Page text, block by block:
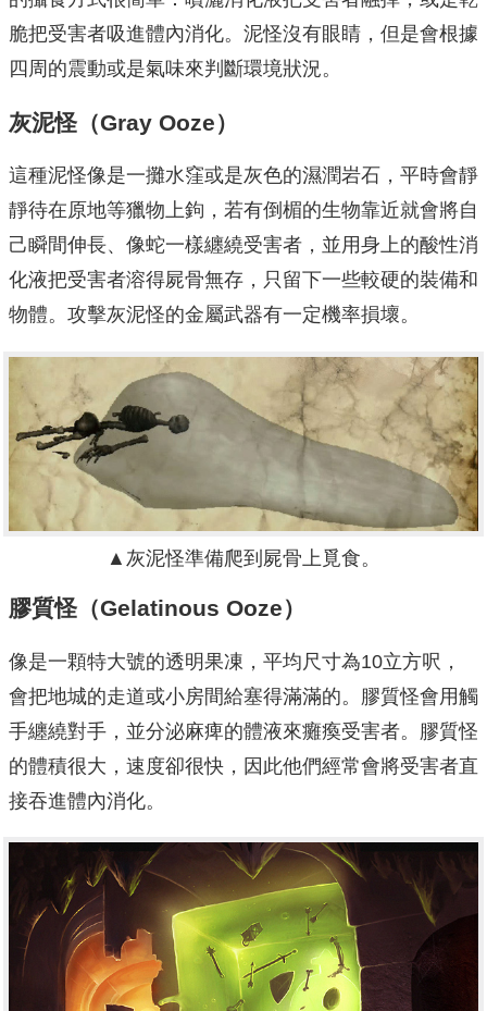
脆把受害者吸進體內消化。泥怪沒有眼睛，但是會根據
四周的震動或是氣味來判斷環境狀況。
灰泥怪（Gray Ooze）
這種泥怪像是一攤水窪或是灰色的濕潤岩石，平時會靜
靜待在原地等獵物上鉤，若有倒楣的生物靠近就會將自
己瞬間伸長、像蛇一樣纏繞受害者，並用身上的酸性消
化液把受害者溶得屍骨無存，只留下一些較硬的裝備和
物體。攻擊灰泥怪的金屬武器有一定機率損壞。
▲灰泥怪準備爬到屍骨上覓食。
膠質怪（Gelatinous Ooze）
像是一顆特大號的透明果凍，平均尺寸為10立方呎，
會把地城的走道或小房間給塞得滿滿的。膠質怪會用觸
手纏繞對手，並分泌麻痺的體液來癱瘓受害者。膠質怪
的體積很大，速度卻很快，因此他們經常會將受害者直
接吞進體內消化。